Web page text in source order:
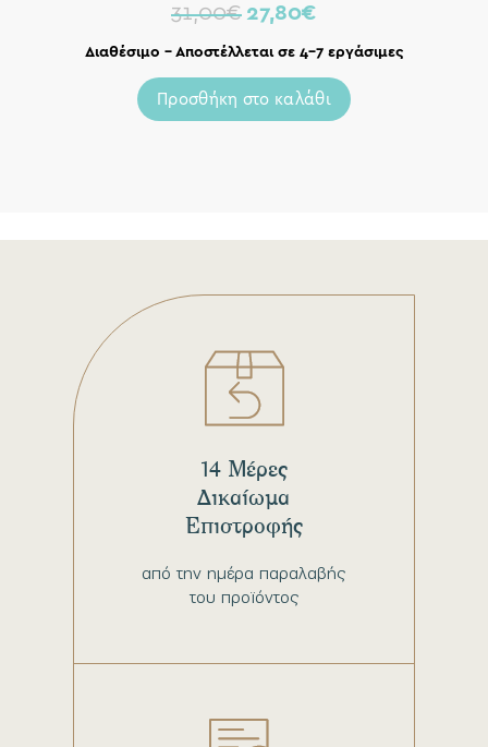
31,00€ 27,80€
Διαθέσιμο – Αποστέλλεται σε 4-7 εργάσιμες
Προσθήκη στο καλάθι
από την ημέρα παραλαβής
του προϊόντος
14 Μέρες
Δικαίωμα
Επιστροφής